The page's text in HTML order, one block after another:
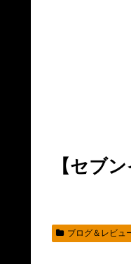
【セブ
ブログ＆レビュ